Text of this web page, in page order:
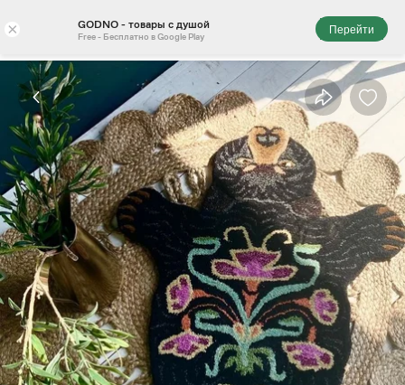
× GODNO - товары с душой
Free - Бесплатно в Google Play
Перейти